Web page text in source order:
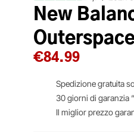
New
€84.99
Spedizione gratuita
30 giorni di garanzia
Il miglior prezzo